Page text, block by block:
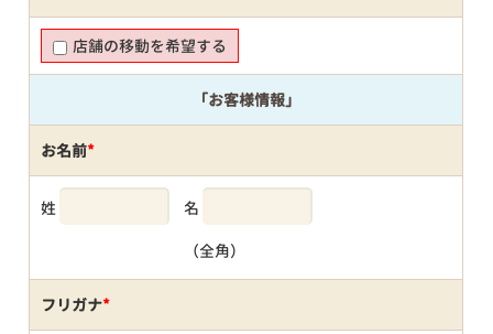
店舗の移動を希望する
「お客様情報」
お名前*
姓 名
（全角）
フリガナ*